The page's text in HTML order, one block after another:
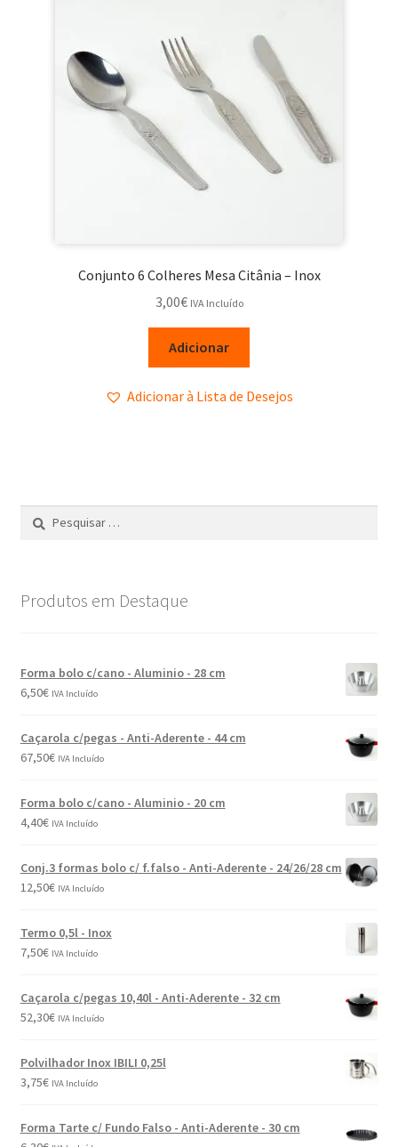
Conjunto 6 Colheres Mesa Citânia – Inox
3,00€ IVA Incluído
Adicionar
Adicionar à Lista de Desejos
Produtos em Destaque
Forma bolo c/cano - Aluminio - 28 cm
6,50€ IVA Incluído
Caçarola c/pegas - Anti-Aderente - 44 cm
67,50€ IVA Incluído
Forma bolo c/cano - Aluminio - 20 cm
4,40€ IVA Incluído
Conj.3 formas bolo c/ f.falso - Anti-Aderente - 24/26/28 cm
12,50€ IVA Incluído
Termo 0,5l - Inox
7,50€ IVA Incluído
Caçarola c/pegas 10,40l - Anti-Aderente - 32 cm
52,30€ IVA Incluído
Polvilhador Inox IBILI 0,25l
3,75€ IVA Incluído
Forma Tarte c/ Fundo Falso - Anti-Aderente - 30 cm